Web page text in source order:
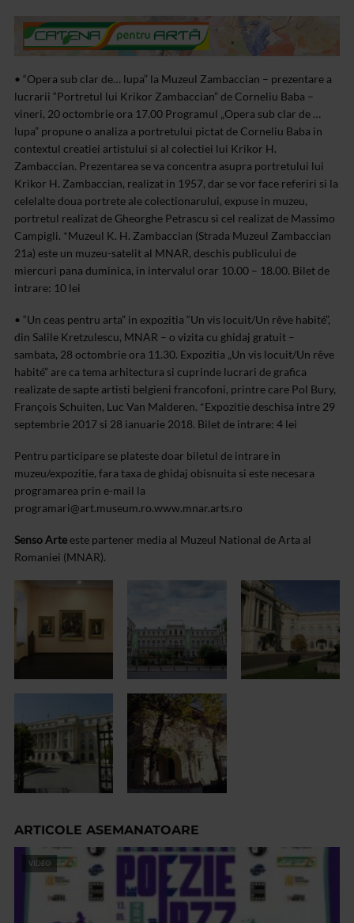
• “Opera sub clar de… lupa” la Muzeul Zambaccian – prezentare a
lucrarii “Portretul lui Krikor Zambaccian” de Corneliu Baba –
vineri, 20 octombrie ora 17.00 Programul „Opera sub clar de …
lupa” propune o analiza a portretului pictat de Corneliu Baba in
contextul creatiei artistului si al colectiei lui Krikor H.
Zambaccian. Prezentarea se va concentra asupra portretului lui
Krikor H. Zambaccian, realizat in 1957, dar se vor face referiri si la
celelalte doua portrete ale colectionarului, expuse in muzeu,
portretul realizat de Gheorghe Petrascu si cel realizat de Massimo
Campigli. *Muzeul K. H. Zambaccian (Strada Muzeul Zambaccian
21a) este un muzeu-satelit al MNAR, deschis publicului de
miercuri pana duminica, in intervalul orar 10.00 – 18.00. Bilet de
intrare: 10 lei
• “Un ceas pentru arta” in expozitia “Un vis locuit/Un rêve habité”,
din Salile Kretzulescu, MNAR – o vizita cu ghidaj gratuit –
sambata, 28 octombrie ora 11.30. Expozitia „Un vis locuit/Un rêve
habité” are ca tema arhitectura si cuprinde lucrari de grafica
realizate de sapte artisti belgieni francofoni, printre care Pol Bury,
François Schuiten, Luc Van Malderen. *Expozitie deschisa intre 29
septembrie 2017 si 28 ianuarie 2018. Bilet de intrare: 4 lei
Pentru participare se plateste doar biletul de intrare in
muzeu/expozitie, fara taxa de ghidaj obisnuita si este necesara
programarea prin e-mail la
programari@art.museum.ro.www.mnar.arts.ro
Senso Arteeste partener media al Muzeul National de Arta al
Romaniei (MNAR).
ARTICOLE ASEMANATOARE
VIDEO